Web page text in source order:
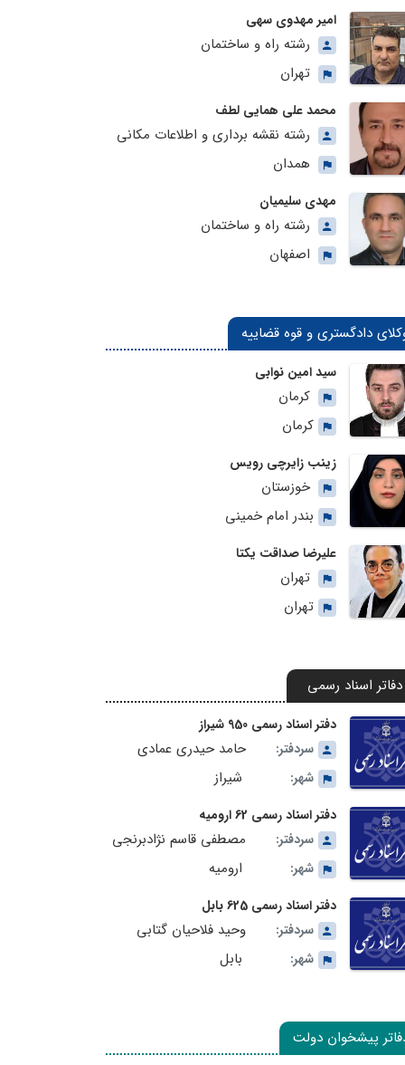
امیر مهدوی سهی
رشته راه و ساختمان
تهران
محمد علی همایی لطف
رشته نقشه برداری و اطلاعات مکانی
همدان
مهدی سلیمیان
رشته راه و ساختمان
اصفهان
دادگستری و قوه قضاییه
سید امین نوابی
کرمان
کرمان
زینب زایرچی رویس
خوزستان
بندر امام خمینی
علیرضا صداقت یکتا
تهران
تهران
دفاتر اسناد رسمی
دفتر اسناد رسمی 950 شیراز
سردفتر:
حامد حیدری عمادی
شهر: شیراز
دفتر اسناد رسمی 62 ارومیه
سردفتر:
مصطفی قاسم نژادبرنجی
شهر: ارومیه
دفتر اسناد رسمی 625 بابل
سردفتر:
وحید فلاحیان گتابی
شهر: بابل
پیشخوان دولت